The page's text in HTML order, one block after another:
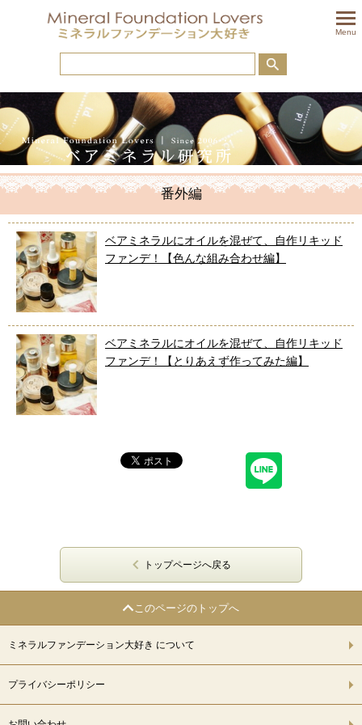
Menu
番外編
ベアミネラルにオイルを混ぜて、自作リキッド
ファンデ！【色んな組み合わせ編】
ベアミネラルにオイルを混ぜて、自作リキッド
ファンデ！【とりあえず作ってみた編】
トップページへ戻る
このページのトップへ
ミネラルファンデーション大好き について
プライバシーポリシー